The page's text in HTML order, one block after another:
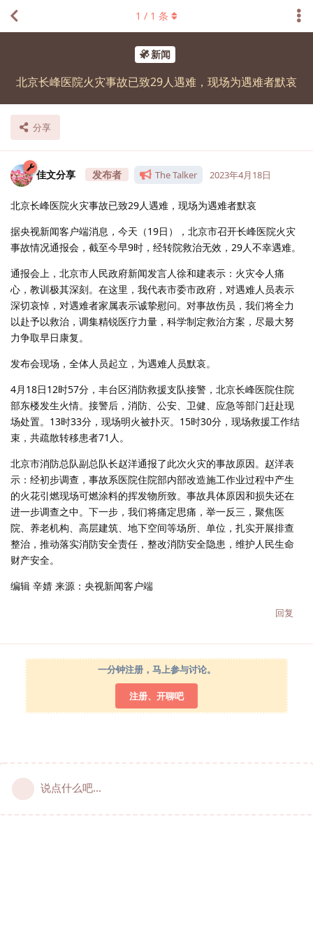
新闻
北京长峰医院火灾事故已致29人遇难，现场为遇难者默哀
分享
1 / 1 条
佳文分享 The Talker 2023年4月18日
北京长峰医院火灾事故已致29人遇难，现场为遇难者默哀
据央视新闻客户端消息，今天（19日），北京市召开长峰医院火灾
事故情况通报会，截至今早9时，经转院救治无效，29人不幸遇难。
通报会上，北京市人民政府新闻发言人徐和建表示：火灾令人痛
心，教训极其深刻。在这里，我代表市委市政府，对遇难人员表示
深切哀悼，对遇难者家属表示诚挚慰问。对事故伤员，我们将全力
以赴予以救治，调集精锐医疗力量，科学制定救治方案，尽最大努
力争取早日康复。
发布会现场，全体人员起立，为遇难人员默哀。
4月18日12时57分，丰台区消防救援支队接警，北京长峰医院住院
部东楼发生火情。接警后，消防、公安、卫健、应急等部门赶赴现
场处置。13时33分，现场明火被扑灭。15时30分，现场救援工作结
束，共疏散转移患者71人。
北京市消防总队副总队长赵洋通报了此次火灾的事故原因。赵洋表
示：经初步调查，事故系医院住院部内部改造施工作业过程中产生
的火花引燃现场可燃涂料的挥发物所致。事故具体原因和损失还在
进一步调查之中。下一步，我们将痛定思痛，举一反三，聚焦医
院、养老机构、高层建筑、地下空间等场所、单位，扎实开展排查
整治，推动落实消防安全责任，整改消防安全隐患，维护人民生命
财产安全。
编辑 辛婧 来源：央视新闻客户端
回复
一分钟注册，马上参与讨论。
注册、开聊吧
说点什么吧...